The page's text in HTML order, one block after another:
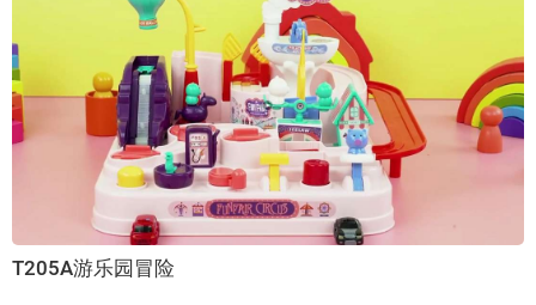
T205A游乐园冒险